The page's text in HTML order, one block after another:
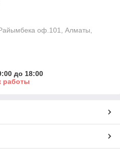
оф.101, Алматы,
до 18:00
работы